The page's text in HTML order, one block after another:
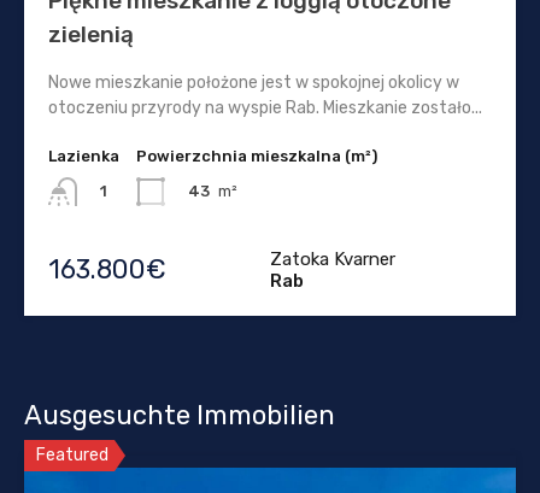
zielenią
Nowe mieszkanie położone jest w spokojnej okolicy w
otoczeniu przyrody na wyspie Rab. Mieszkanie zostało...
Lazienka
1
Powierzchnia mieszkalna (m²)
43 m²
163.800€
Zatoka Kvarner
Rab
Ausgesuchte Immobilien
Featured